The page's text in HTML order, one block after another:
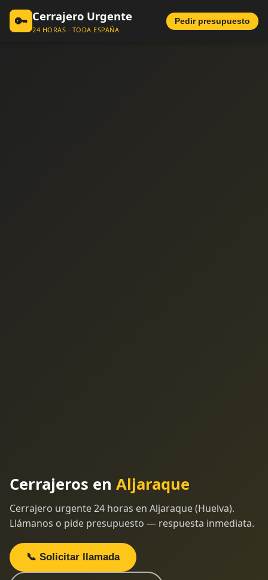
🔑 Cerrajero Urgente
24 HORAS · TODA ESPAÑA
Pedir presupuesto
Cerrajeros en Aljaraque
Cerrajero urgente 24 horas en Aljaraque (Huelva).
Llámanos o pide presupuesto — respuesta inmediata.
📞 Solicitar llamada